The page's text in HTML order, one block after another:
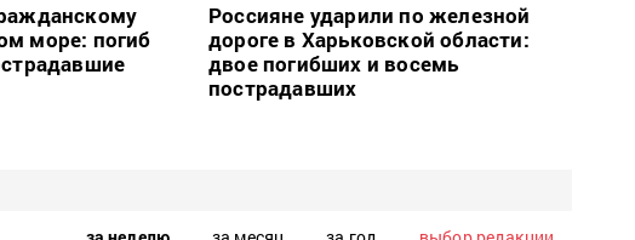
море: погиб
Россияне ударили по железной
дороге в Харьковской области:
двое погибших и восемь
пострадавших